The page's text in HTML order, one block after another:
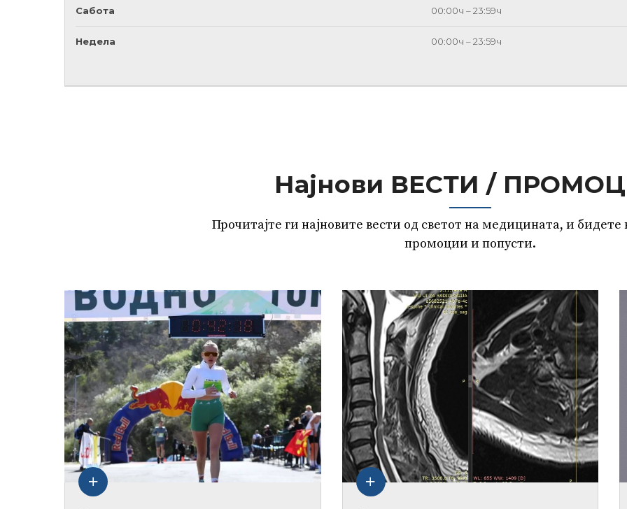
Сабота 00:00ч – 23:59ч
Недела 00:00ч – 23:59ч
Најнови ВЕСТИ /
Прочитајте ги најновите вести од светот на медицината, и
промоции и попусти.